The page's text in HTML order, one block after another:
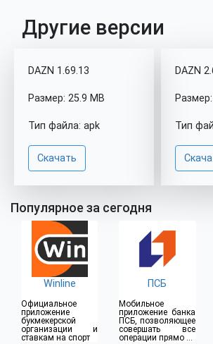
Другие версии
DAZN 1.69.13
Размер: 25.9 MB
Тип файла: apk
Скачать
DAZN
Тип
Популярное за сегодня
Winline
Официальное
приложение
букмекерской
организации и
ставкам на спорт
ПСБ
Мобильное
приложение банка
ПСБ, позволяющее
совершать все
операции прямо из